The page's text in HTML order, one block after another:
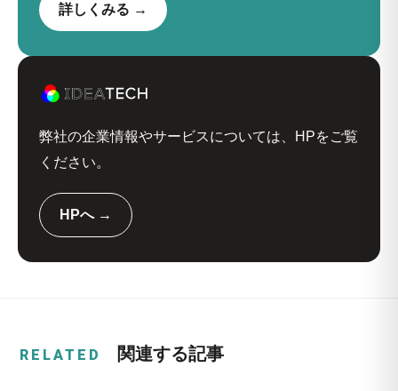
詳しくみる →
弊社の企業情報やサービスについては、HPをご覧
ください。
HPへ →
RELATED 関連する記事